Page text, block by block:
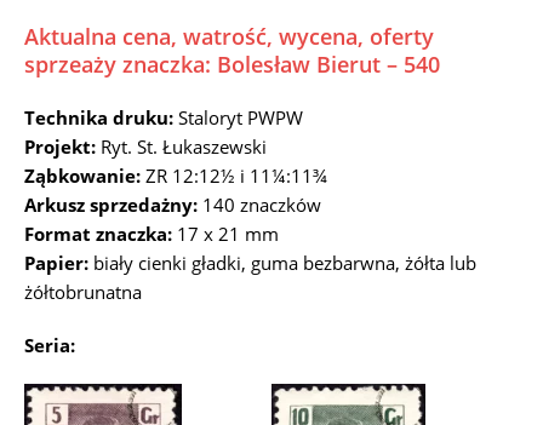
Aktualna cena, watrość, wycena, oferty
sprzeaży znaczka: Bolesław Bierut – 540
Technika druku: Staloryt PWPW
Projekt: Ryt. St. Łukaszewski
Ząbkowanie: ZR 12:12½ i 11¼:11¾
Arkusz sprzedażny: 140 znaczków
Format znaczka: 17 x 21 mm
Papier: biały cienki gładki, guma bezbarwna, żółta lub
żółtobrunatna
Seria: